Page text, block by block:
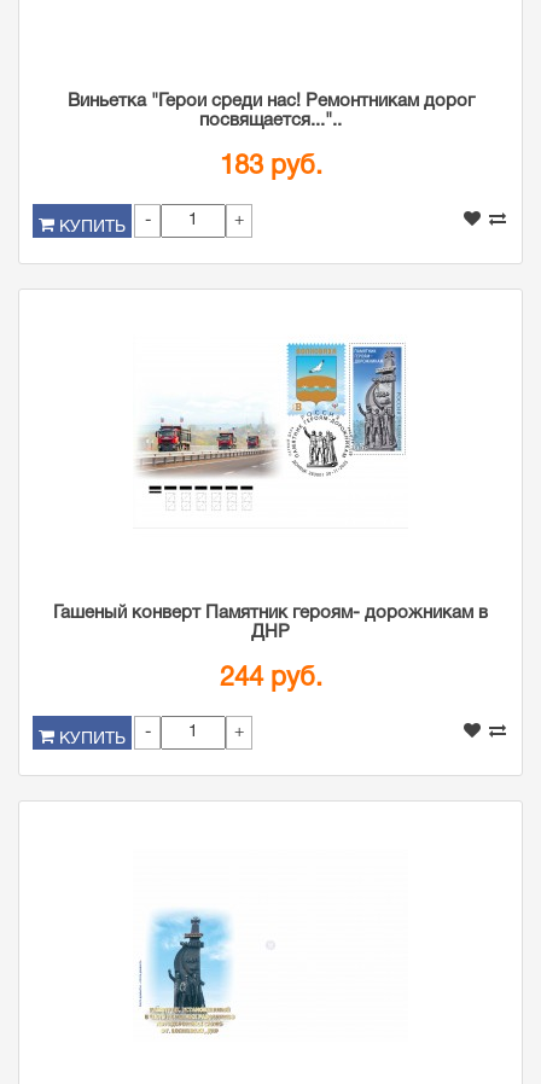
Виньетка "Герои среди нас! Ремонтникам дорог
посвящается..."..
183 руб.
КУПИТЬ - +
Гашеный конверт Памятник героям- дорожникам в
ДНР
244 руб.
КУПИТЬ - +